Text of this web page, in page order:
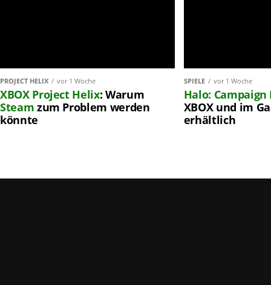
PROJECT HELIX vor 1 Woche
XBOX Project Helix: Warum
Steam zum Problem werden
könnte
SPIELE vor 1 Woche
Halo: Campaign
XBOX und im
erhältlich